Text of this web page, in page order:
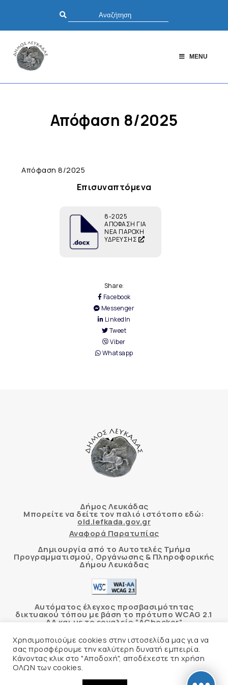
MENU
Απόφαση 8/2025
Απόφαση 8/2025
Επισυναπτόμενα
8-2025
ΑΠΟΦΑΣΗ ΓΙΑ
ΝΕΑ ΠΑΡΟΧΗ
ΥΔΡΕΥΣΗΣ
Share:
Facebook
Messenger
LinkedIn
Tweet
Viber
Whatsapp
Δήμος Λευκάδας
Μπορείτε να δείτε τον παλιό ιστότοπο εδώ:
old.lefkada.gov.gr
Αναφορά Παρατυπίας
Δημιουργία από το Αυτοτελές Τμήμα
Προγραμματισμού, Οργάνωσης & Πληροφορικής
Δήμου Λευκάδας
Αυτόματος έλεγχος προσβασιμότητας
δικτυακού τόπου με βάση το πρότυπο WCAG 2.1
AA και με το εργαλείο “AChecker”
Δήλωση Προσβασιμότητας
© 2026 Δήμος Λευκάδας – Πολιτική Προστασίας
Προσωπικών Δεδομένων
Χρησιμοποιούμε cookies στην ιστοσελίδα μας για να
σας προσφέρουμε την καλύτερη δυνατή εμπειρία.
Κάνοντας κλικ στο "Αποδοχή", αποδέχεστε τη χρήση
ΟΛΩΝ των cookies.